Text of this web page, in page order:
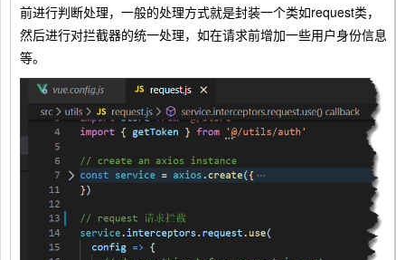
前进行判断处理，一般的处理方式就是封装一个类如request类，
然后进行对拦截器的统一处理，如在请求前增加一些用户身份信息
等。